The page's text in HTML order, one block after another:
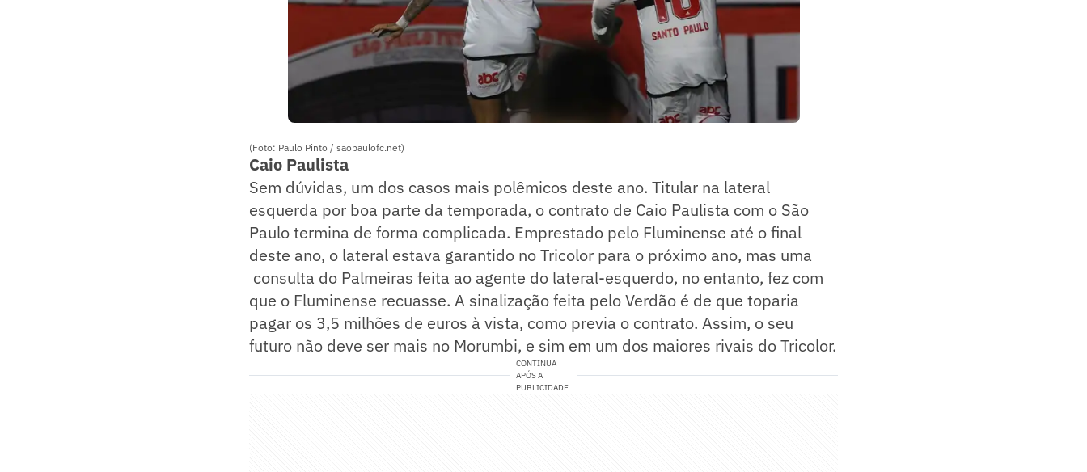
(Foto: Paulo Pinto / saopaulofc.net)
Caio Paulista
Sem dúvidas, um dos casos mais polêmicos deste ano. Titular na lateral
esquerda por boa parte da temporada, o contrato de Caio Paulista com o São
Paulo termina de forma complicada. Emprestado pelo Fluminense até o final
deste ano, o lateral estava garantido no Tricolor para o próximo ano, mas uma
consulta do Palmeiras feita ao agente do lateral-esquerdo, no entanto, fez com
que o Fluminense recuasse. A sinalização feita pelo Verdão é de que toparia
pagar os 3,5 milhões de euros à vista, como previa o contrato. Assim, o seu
futuro não deve ser mais no Morumbi, e sim em um dos maiores rivais do Tricolor.
CONTINUA
APÓS A
PUBLICIDADE